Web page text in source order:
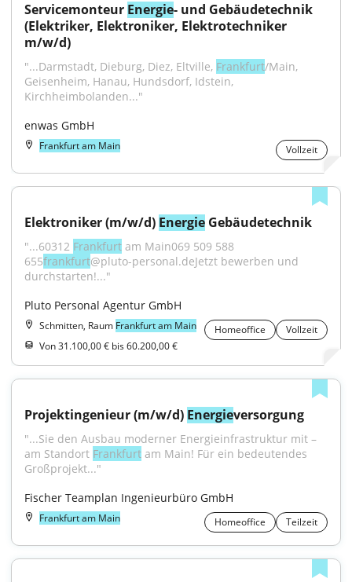
Servicemonteur Energie- und Gebäudetechnik
(Elektriker, Elektroniker, Elektrotechniker
m/w/d)
"...Darmstadt, Dieburg, Diez, Eltville, Frankfurt/Main,
Geisenheim, Hanau, Hundsdorf, Idstein,
Kirchheimbolanden..."
enwas GmbH
Frankfurt am Main Vollzeit
Elektroniker (m/w/d) Energie Gebäudetechnik
"...60312 Frankfurt am Main069 509 588
655frankfurt@pluto-personal.deJetzt bewerben und
durchstarten!..."
Pluto Personal Agentur GmbH
Schmitten, Raum Frankfurt am Main Homeoffice
Vollzeit
Von 31.100,00 € bis 60.200,00 €
Projektingenieur (m/w/d) Energieversorgung
"...Sie den Ausbau moderner Energieinfrastruktur mit –
am Standort Frankfurt am Main! Für ein bedeutendes
Großprojekt..."
Fischer Teamplan Ingenieurbüro GmbH
Frankfurt am Main Homeoffice Teilzeit